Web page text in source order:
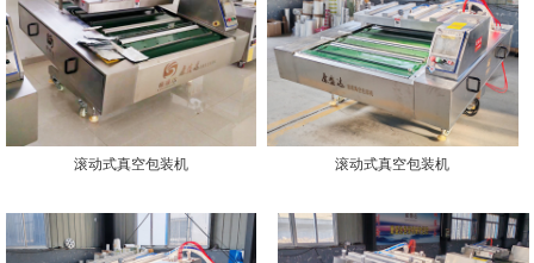
滚动式真空包装机 滚动式真空包装机